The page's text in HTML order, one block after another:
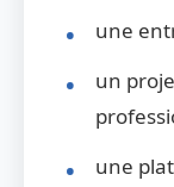
une
un
une